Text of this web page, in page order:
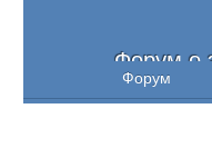
Форум о
Форум